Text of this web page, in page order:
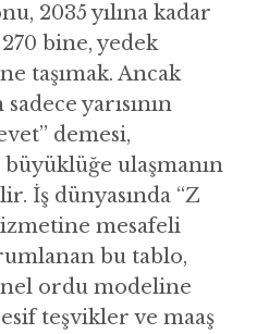
2035 yılına kadar
270 bine, yedek
taşımak. Ancak
yarısının
demesi,
büyüklüğe ulaşmanın
İş dünyasında “Z
mesafeli
bu tablo,
ordu modeline
teşvikler ve maaş